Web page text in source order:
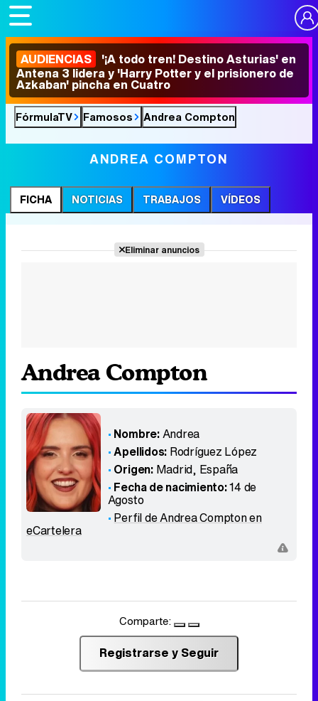
AUDIENCIAS '¡A todo tren! Destino Asturias' en
Antena 3 lidera y 'Harry Potter y el prisionero de
Azkaban' pincha en Cuatro
FórmulaTV Famosos Andrea Compton
ANDREA COMPTON
FICHA NOTICIAS TRABAJOS VÍDEOS
Eliminar anuncios
Andrea Compton
Nombre:Andrea
Apellidos: Rodríguez López
Origen: Madrid, España
Fecha de nacimiento:14 de
Agosto
Perfil de Andrea Compton en
eCartelera
Comparte:
Registrarse y Seguir